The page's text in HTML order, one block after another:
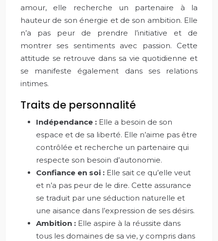
amour, elle recherche un partenaire à la
hauteur de son énergie et de son ambition. Elle
n’a pas peur de prendre l’initiative et de
montrer ses sentiments avec passion. Cette
attitude se retrouve dans sa vie quotidienne et
se manifeste également dans ses relations
intimes.
Traits de personnalité
Indépendance : Elle a besoin de son
espace et de sa liberté. Elle n’aime pas être
contrôlée et recherche un partenaire qui
respecte son besoin d’autonomie.
Confiance en soi : Elle sait ce qu’elle veut
et n’a pas peur de le dire. Cette assurance
se traduit par une séduction naturelle et
une aisance dans l’expression de ses désirs.
Ambition : Elle aspire à la réussite dans
tous les domaines de sa vie, y compris dans